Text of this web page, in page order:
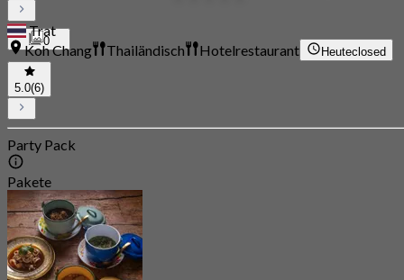
0
Trat
Koh Chang
Thailändisch Hotelrestaurant Heuteclosed
5.0(6)
Party Pack
Pakete